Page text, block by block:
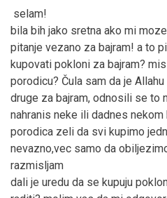
selam!
bila bih jako sretna ako mi
pitanje vezano za bajram! a to
kupovati pokloni za bajram?
porodicu? Čula sam da je
druge za bajram, odnosili se to
nahranis neke ili dadnes
porodica zeli da svi kupimo
nevazno,vec samo da
razmisljam
dali je uredu da se kupuju